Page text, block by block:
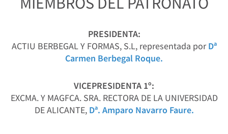
PRESIDENTA:
ACTIU BERBEGAL Y FORMAS, S.L, representada porDª
Carmen Berbegal Roque.
VICEPRESIDENTA 1º:
EXCMA. Y MAGFCA. SRA. RECTORA DE LA UNIVERSIDAD
DE ALICANTE, Dª. Amparo Navarro Faure.